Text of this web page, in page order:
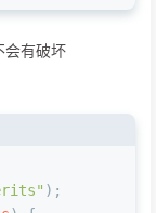
会有破坏
);